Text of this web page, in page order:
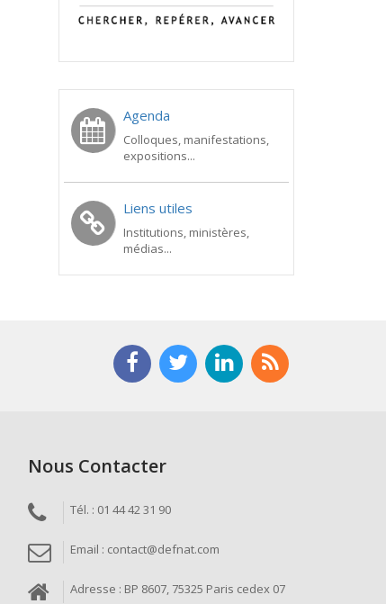
Agenda
Colloques, manifestations,
expositions...
Liens utiles
Institutions, ministères,
médias...
Nous Contacter
Tél. : 01 44 42 31 90
Email : contact@defnat.com
Adresse : BP 8607, 75325 Paris cedex 07